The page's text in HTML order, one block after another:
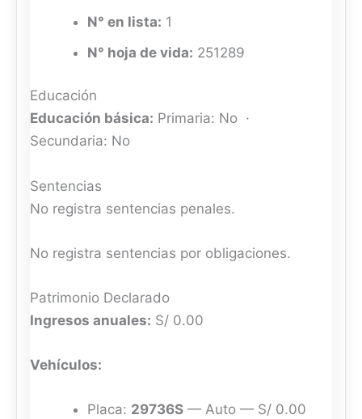
N° en lista: 1
N° hoja de vida: 251289
Educación
Educación básica: Primaria: No ·
Secundaria: No
Sentencias
No registra sentencias penales.
No registra sentencias por obligaciones.
Patrimonio Declarado
Ingresos anuales: S/ 0.00
Vehículos:
Placa: 29736S — Auto — S/ 0.00